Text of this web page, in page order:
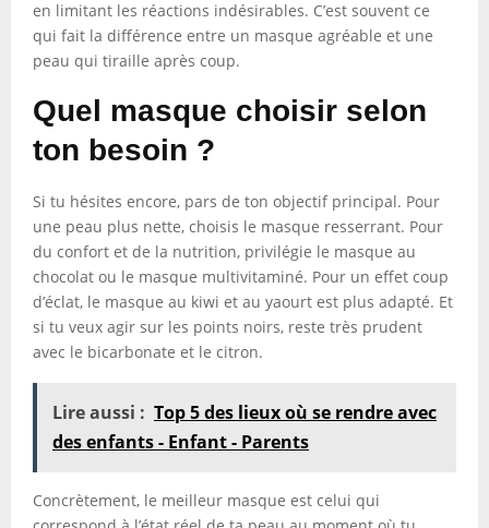
en limitant les réactions indésirables. C’est souvent ce
qui fait la différence entre un masque agréable et une
peau qui tiraille après coup.
Quel masque choisir selon
ton besoin ?
Si tu hésites encore, pars de ton objectif principal. Pour
une peau plus nette, choisis le masque resserrant. Pour
du confort et de la nutrition, privilégie le masque au
chocolat ou le masque multivitaminé. Pour un effet coup
d’éclat, le masque au kiwi et au yaourt est plus adapté. Et
si tu veux agir sur les points noirs, reste très prudent
avec le bicarbonate et le citron.
Lire aussi : Top 5 des lieux où se rendre avec
des enfants - Enfant - Parents
Concrètement, le meilleur masque est celui qui